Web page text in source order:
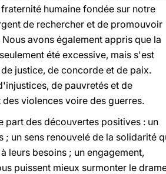
humaine fondée sur notre
de rechercher et de promouvoir
avons également appris que la
été excessive, mais s'est
justice, de concorde et de paix.
de pauvretés et de
violences voire des guerres.
part des découvertes positives : un
un sens renouvelé de la solidarité
leurs besoins ; un engagement,
puissent mieux surmonter le